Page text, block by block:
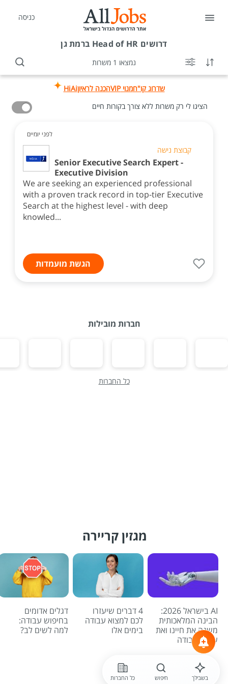
כניסה
דרושים Head of HR ברמת גן
נמצאו 1 משרות
שדרוג קו"חמנוי VIP הכנה לראיוןHiAi
הציגו לי רק משרות ללא צורך בקורות חיים
לפני יומיים
קבוצת נישה
Senior Executive Search Expert -
Executive Division
We are seeking an experienced professional
with a proven track record in top-tier Executive
Search at the highest level - with deep
knowled...
הגשת מועמדות
חברות מובילות
כל החברות
מגזין קריירה
AI בישראל 2026:
הבינה המלאכותית
משנה את חיינו ואת
שוק העבודה
4 דברים שיעזרו
לכם למצוא עבודה
בימים אלו
דגלים אדומים
בחיפוש עבודה:
למה לשים לב?
לכל הכתבות
בשבילך חיפוש כל החברות